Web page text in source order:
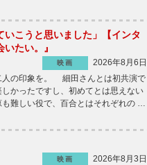
こうと思いました」【インタ
たい。』
映画
2026年8月6日
人の印象を。 細田さんとは初共演で
かったですし、初めてとは思えない
難しい役で、百合とはそれぞれの …
映画
2026年8月3日